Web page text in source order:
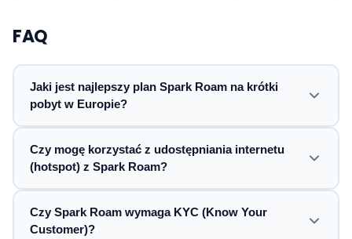
FAQ
Jaki jest najlepszy plan Spark Roam na krótki
pobyt w Europie?
Czy mogę korzystać z udostępniania internetu
(hotspot) z Spark Roam?
Czy Spark Roam wymaga KYC (Know Your
Customer)?